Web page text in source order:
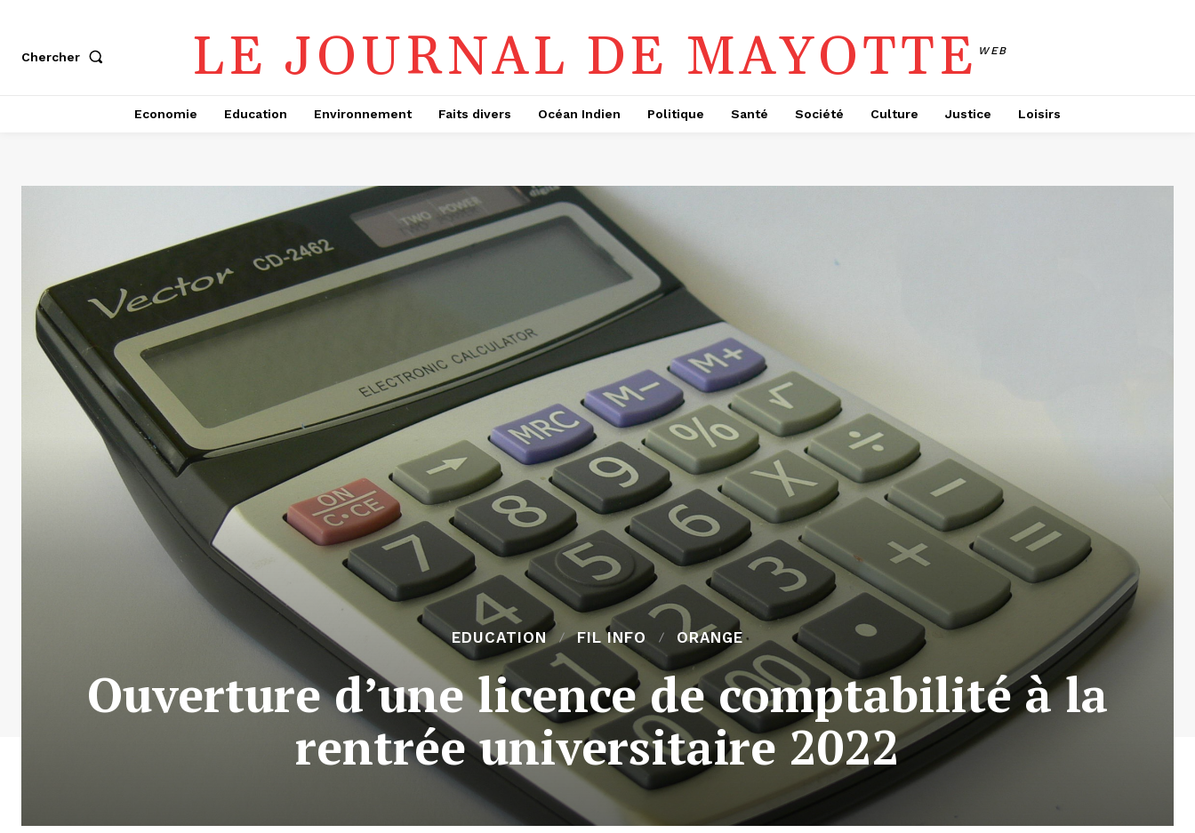
Chercher LE JOURNAL DE MAYOTTE WEB
Economie Education Environnement Faits divers Océan Indien Politique Santé Société Culture Justice Loisirs
EDUCATION FIL INFO ORANGE
Ouverture d’une licence de comptabilité à la
rentrée universitaire 2022